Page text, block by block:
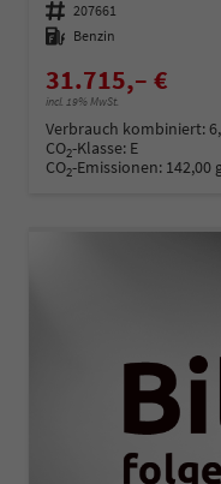
Fahrzeugnummer 207661
Kraftstoff Benzin
31.715,– €
incl. 19% MwSt.
Verbrauch kombiniert:
CO2-Klasse: E
CO2-Emissionen: 142,00